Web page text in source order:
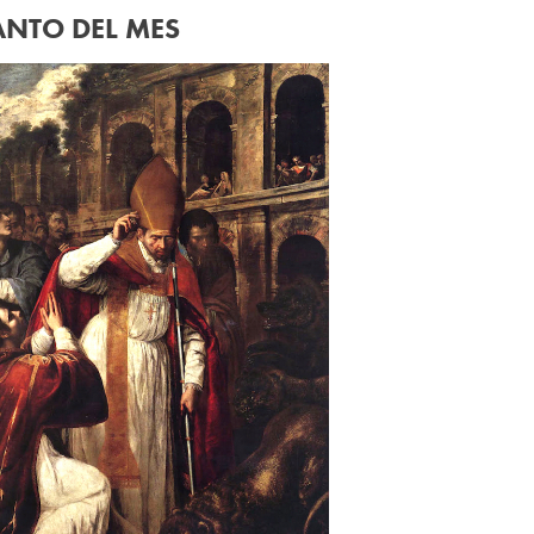
DEL MES